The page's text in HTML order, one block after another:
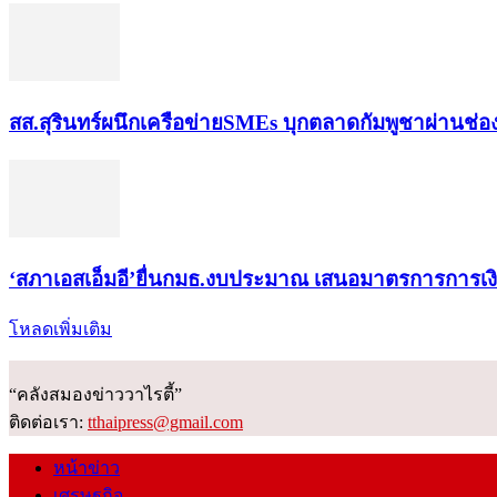
สส.สุรินทร์ผนึกเครือข่ายSMEs บุกตลาดกัมพูชาผ่านช่อ
‘สภาเอสเอ็มอี’ยื่นกมธ.งบประมาณ เสนอมาตรการการเ
โหลดเพิ่มเติม
“คลังสมองข่าววาไรตี้”
ติดต่อเรา: tthaipress@gmail.com
หน้าข่าว